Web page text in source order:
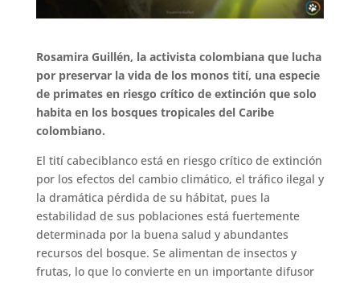
Rosamira Guillén, la activista colombiana que lucha
por preservar la vida de los monos tití, una especie
de primates en riesgo crítico de extinción que solo
habita en los bosques tropicales del Caribe
colombiano.
El tití cabeciblanco está en riesgo crítico de extinción
por los efectos del cambio climático, el tráfico ilegal y
la dramática pérdida de su hábitat, pues la
estabilidad de sus poblaciones está fuertemente
determinada por la buena salud y abundantes
recursos del bosque. Se alimentan de insectos y
frutas, lo que lo convierte en un importante difusor